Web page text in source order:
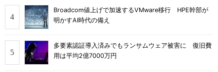
Broadcom値上げで加速するVMware移行 HPE幹部が
明かすAI時代の備え
多要素認証導入済みでもランサムウェア被害に 復旧費
用は平均2億7000万円